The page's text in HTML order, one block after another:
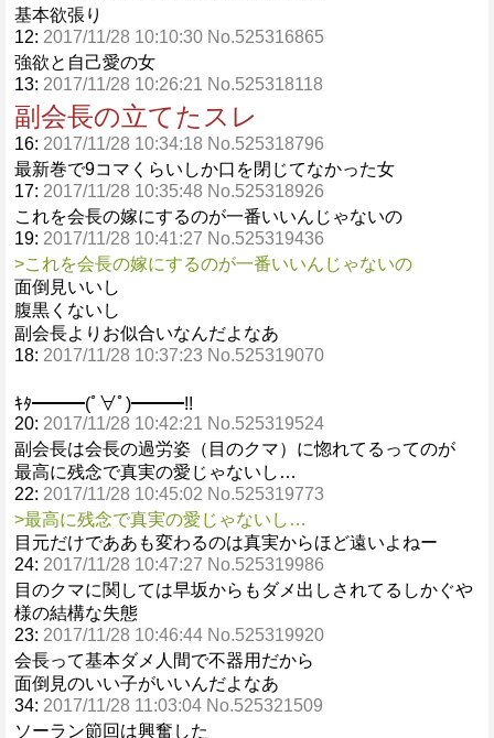
基本欲張り
12: 2017/11/28 10:10:30 No.525316865
強欲と自己愛の女
13: 2017/11/28 10:26:21 No.525318118
副会長の立てたスレ
16: 2017/11/28 10:34:18 No.525318796
最新巻で9コマくらいしか口を閉じてなかった女
17: 2017/11/28 10:35:48 No.525318926
これを会長の嫁にするのが一番いいんじゃないの
19: 2017/11/28 10:41:27 No.525319436
>これを会長の嫁にするのが一番いいんじゃないの
面倒見いいし
腹黒くないし
副会長よりお似合いなんだよなあ
18: 2017/11/28 10:37:23 No.525319070
ｷﾀ━━━(ﾟ∀ﾟ)━━━!!
20: 2017/11/28 10:42:21 No.525319524
副会長は会長の過労姿（目のクマ）に惚れてるってのが
最高に残念で真実の愛じゃないし…
22: 2017/11/28 10:45:02 No.525319773
>最高に残念で真実の愛じゃないし…
目元だけでああも変わるのは真実からほど遠いよねー
24: 2017/11/28 10:47:27 No.525319986
目のクマに関しては早坂からもダメ出しされてるしかぐや
様の結構な失態
23: 2017/11/28 10:46:44 No.525319920
会長って基本ダメ人間で不器用だから
面倒見のいい子がいいんだよなあ
34: 2017/11/28 11:03:04 No.525321509
ソーラン節回は興奮した